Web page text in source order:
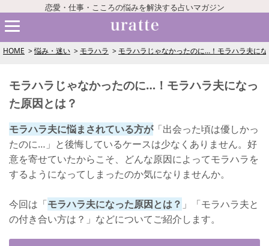
恋愛・仕事・こころの悩みを解決する占いマガジン
HOME 悩み・迷い モラハラ モラハラじゃなかったのに…！モラハラ夫に
モラハラじゃなかったのに…！モラハラ夫になっ
た原因とは？
モラハラ夫に悩まされている方が「出会った頃は優しかっ
たのに…」と後悔しているケースは少なくありません。好
意を寄せていたからこそ、どんな原因によってモラハラを
するようになってしまったのか気になりませんか。
今回は「モラハラ夫になった原因とは？ 」「モラハラ夫と
の付き合い方は？」などについてご紹介します。